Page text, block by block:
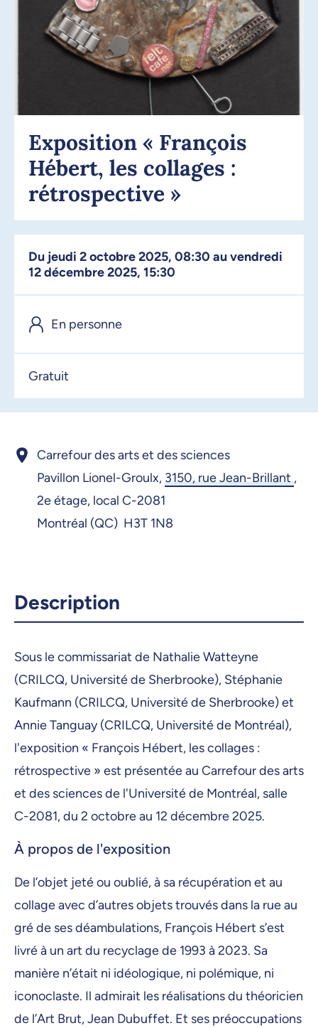
Exposition « François
Hébert, les collages :
rétrospective »
Du jeudi 2 octobre 2025, 08:30 au vendredi
12 décembre 2025, 15:30
En personne
Gratuit
Carrefour des arts et des sciences
Pavillon Lionel-Groulx, 3150, rue Jean-Brillant ,
2e étage, local C-2081
Montréal (QC) H3T 1N8
Description
Sous le commissariat de Nathalie Watteyne
(CRILCQ, Université de Sherbrooke), Stéphanie
Kaufmann (CRILCQ, Université de Sherbrooke) et
Annie Tanguay (CRILCQ, Université de Montréal),
l'exposition « François Hébert, les collages :
rétrospective » est présentée au Carrefour des arts
et des sciences de l'Université de Montréal, salle
C-2081, du 2 octobre au 12 décembre 2025.
À propos de l'exposition
De l’objet jeté ou oublié, à sa récupération et au
collage avec d’autres objets trouvés dans la rue au
gré de ses déambulations, François Hébert s’est
livré à un art du recyclage de 1993 à 2023. Sa
manière n’était ni idéologique, ni polémique, ni
iconoclaste. Il admirait les réalisations du théoricien
de l’Art Brut, Jean Dubuffet. Et ses préoccupations